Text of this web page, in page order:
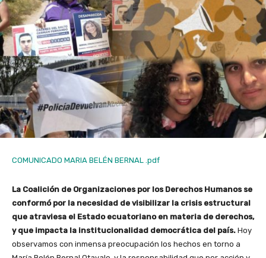
COMUNICADO MARIA BELÉN BERNAL .pdf
La Coalición de Organizaciones por los Derechos Humanos se
conformó por la necesidad de visibilizar la crisis estructural
que atraviesa el Estado ecuatoriano en materia de derechos,
y que impacta la institucionalidad democrática del país. Hoy
observamos con inmensa preocupación los hechos en torno a